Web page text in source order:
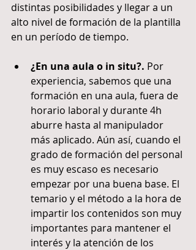
distintas posibilidades y llegar a un
alto nivel de formación de la plantilla
en un período de tiempo.
¿En una aula o in situ?. Por
experiencia, sabemos que una
formación en una aula, fuera de
horario laboral y durante 4h
aburre hasta al manipulador
más aplicado. Aún así, cuando el
grado de formación del personal
es muy escaso es necesario
empezar por una buena base. El
temario y el método a la hora de
impartir los contenidos son muy
importantes para mantener el
interés y la atención de los